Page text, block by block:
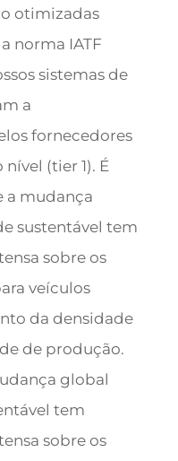
otimizadas
norma IATF
sistemas de
a
fornecedores
(tier 1). É
a mudança
sustentável tem
sobre os
veículos
da densidade
de produção.
global
tem
sobre os